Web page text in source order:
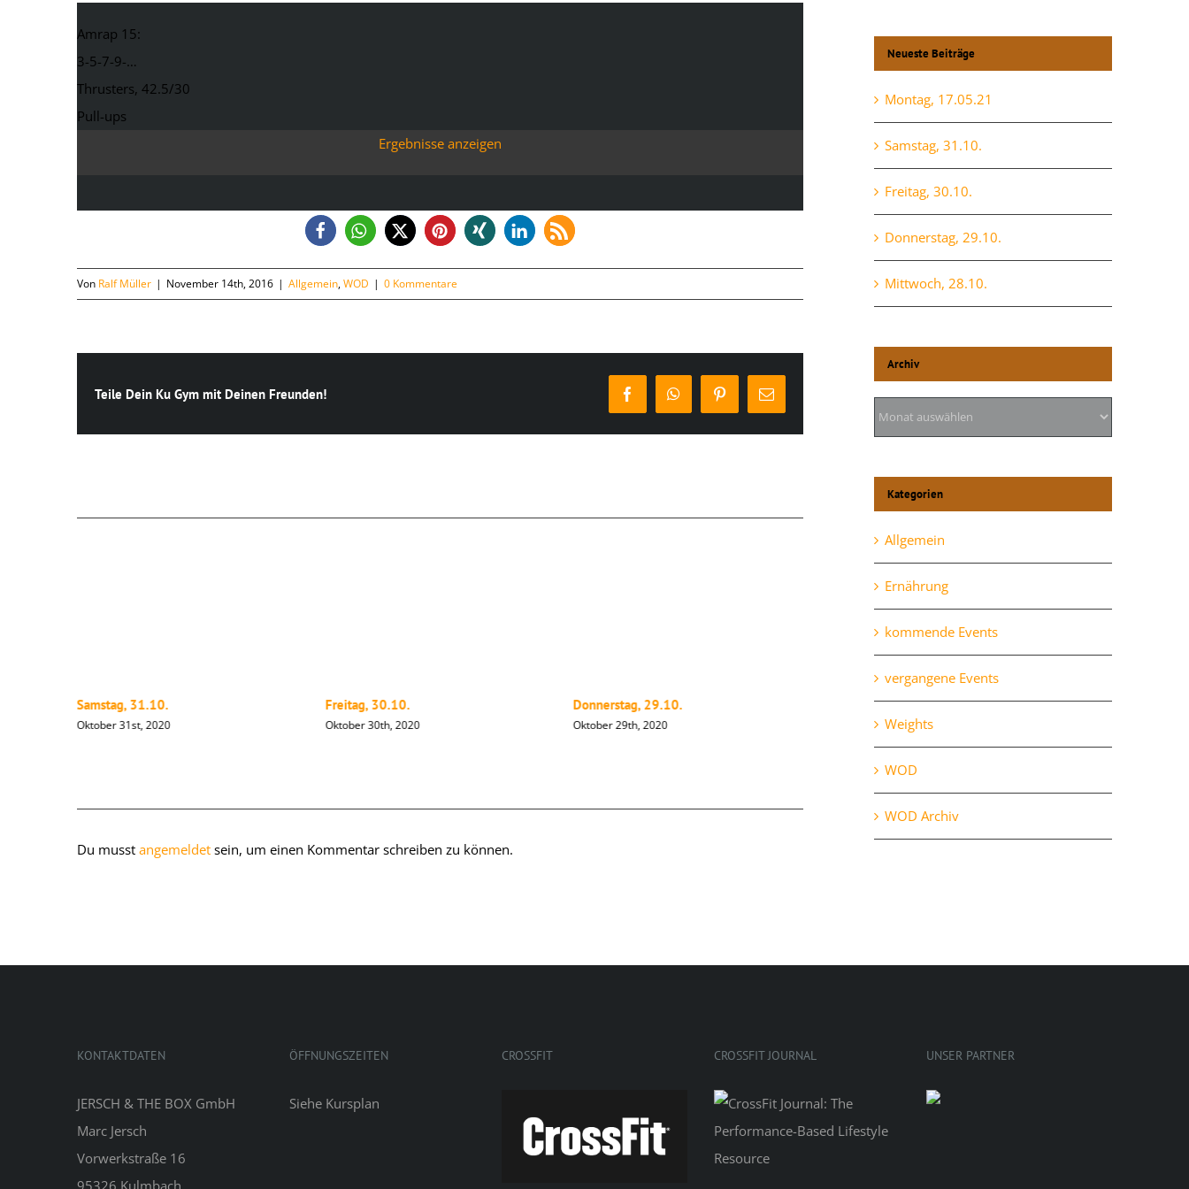
Amrap 15:
3-5-7-9-…
Thrusters, 42.5/30
Pull-ups
Ergebnisse anzeigen
Von Ralf Müller | November 14th, 2016 | Allgemein,WOD | 0 Kommentare
Teile Dein Ku Gym mit Deinen Freunden! FacebookWhatsAppPinterest
E-
Mail
Samstag, 31.10.
Oktober 31st, 2020
Freitag, 30.10.
Oktober 30th, 2020
Donnerstag, 29.10.
Oktober 29th, 2020
Mittwoch, 28.10.
Oktober 28th, 2020
Du musst angemeldet sein, um einen Kommentar schreiben zu können.
Neueste Beiträge
Montag, 17.05.21
Samstag, 31.10.
Freitag, 30.10.
Donnerstag, 29.10.
Mittwoch, 28.10.
Archiv
Archiv
Kategorien
Allgemein
Ernährung
kommende Events
vergangene Events
Weights
WOD
WOD Archiv
KONTAKTDATEN
JERSCH & THE BOX GmbH
Marc Jersch
Vorwerkstraße 16
95326 Kulmbach
ÖFFNUNGSZEITEN
Siehe Kursplan
CROSSFIT CROSSFIT JOURNAL UNSER PARTNER